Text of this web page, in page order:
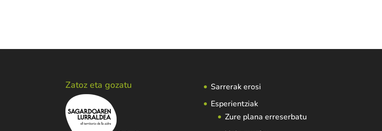
Zatoz eta gozatu
Sarrerak erosi
Esperientziak
Zure plana erreserbatu